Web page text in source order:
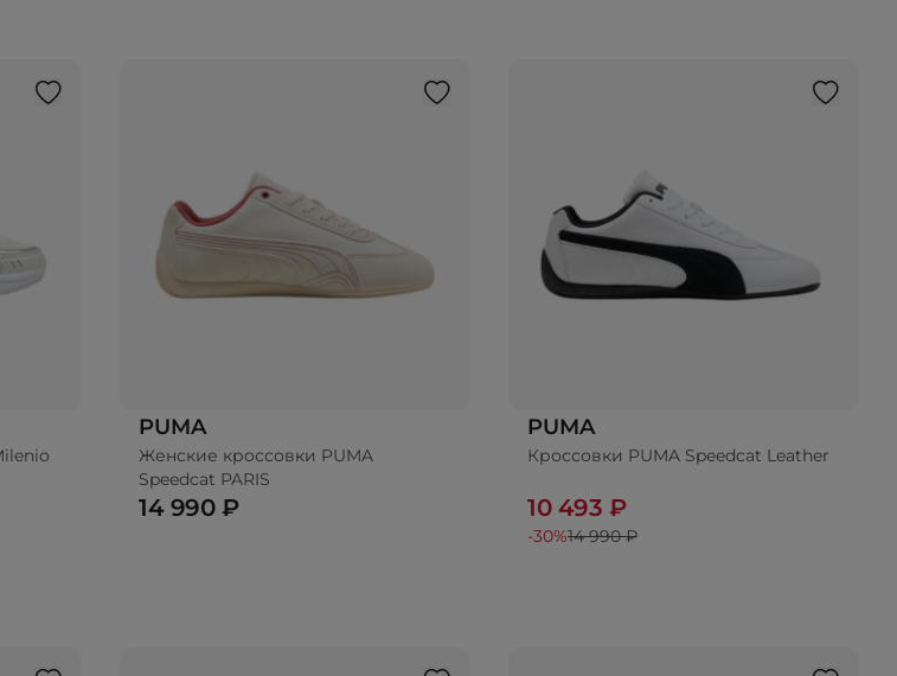
PUMA
Женские кроссовки PUMA
Speedcat PARIS
14 990 ₽
PUMA
Кроссовки PUMA Speedcat Leather
10 493 ₽
-30%14 990 ₽